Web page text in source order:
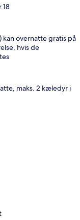
18
kan overnatte gratis på
hvis de
maks. 2 kæledyr i